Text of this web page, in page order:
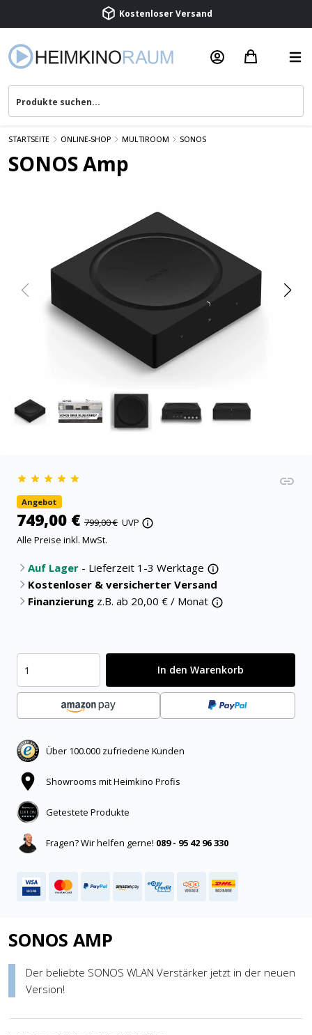
Beratung & Service
STARTSEITE ONLINE-SHOP MULTIROOM SONOS
SONOS Amp
Angebot
749,00 € 799,00 € UVP
Alle Preise inkl. MwSt.
Auf Lager - Lieferzeit 1-3 Werktage
Kostenloser & versicherter Versand
Finanzierung z.B. ab 20,00 € / Monat
In den Warenkorb
Über 100.000 zufriedene Kunden
Showrooms mit Heimkino Profis
Getestete Produkte
Fragen? Wir helfen gerne! 089 - 95 42 96 330
SONOS AMP
Der beliebte SONOS WLAN Verstärker jetzt in der neuen
Version!